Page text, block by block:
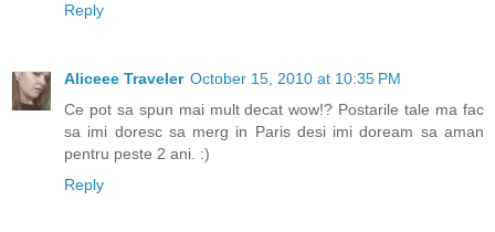
Reply
Aliceee Traveler October 15, 2010 at 10:35 PM
Ce pot sa spun mai mult decat wow!? Postarile tale ma fac
sa imi doresc sa merg in Paris desi imi doream sa aman
pentru peste 2 ani. :)
Reply